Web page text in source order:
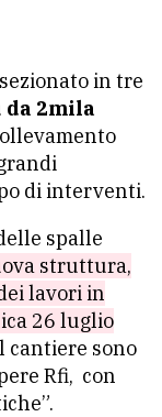
in tre
da 2mila
di interventi.
spalle
struttura,
lavori in
26 luglio
cantiere sono
Rfi, con